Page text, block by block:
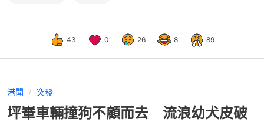
43 0 26 8 89
港聞 突發
坪輋車輛撞狗不顧而去 流浪幼犬皮破